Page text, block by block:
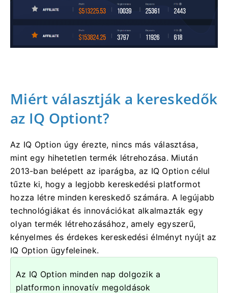
Miért választják a kereskedők
az IQ Optiont?
Az IQ Option úgy érezte, nincs más választása,
mint egy hihetetlen termék létrehozása. Miután
2013-ban belépett az iparágba, az IQ Option célul
tűzte ki, hogy a legjobb kereskedési platformot
hozza létre minden kereskedő számára. A legújabb
technológiákat és innovációkat alkalmazták egy
olyan termék létrehozásához, amely egyszerű,
kényelmes és érdekes kereskedési élményt nyújt az
IQ Option ügyfeleinek.
Az IQ Option minden nap dolgozik a
platformon innovatív megoldások